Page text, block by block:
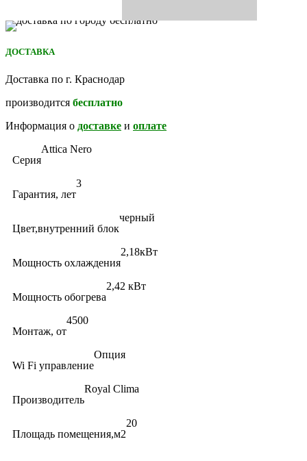
ДОСТАВКА
Доставка по г. Краснодар
производится бесплатно
Информация о доставке и оплате
Серия
Attica Nero
Гарантия, лет
3
Цвет,внутренний блок
черный
Мощность охлаждения
2,18кВт
Мощность обогрева
2,42 кВт
Монтаж, от
4500
Wi Fi управление
Опция
Производитель
Royal Clima
Площадь помещения,м2
20